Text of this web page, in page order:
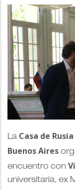
La Casa de
Buenos Aires
encuentro con
universitaria, ex